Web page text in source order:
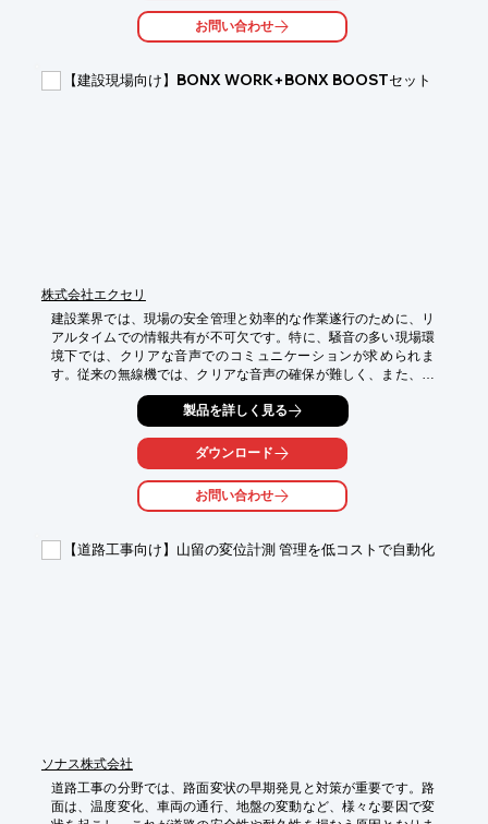
【活用シーン】
・生コンクリート製造プラント
・生産性向上を目指す企業
お問い合わせ
【建設現場向け】BONX WORK+BONX BOOSTセット
株式会社エクセリ
建設業界では、現場の安全管理と効率的な作業遂行のために、リ
アルタイムでの情報共有が不可欠です。特に、騒音の多い現場環
境下では、クリアな音声でのコミュニケーションが求められま
す。従来の無線機では、クリアな音声の確保が難しく、また、煩
雑な操作が作業効率を低下させる要因となっていました。BONX
WORK+BONX BOOSTセットは、クリアな音質とハンズフリー通
話により、建設現場のチーム連携を強力にサポートします。
【活用シーン】
・建設現場での作業指示
・安全確認と報告
・遠隔地とのコミュニケーション
製品を詳しく見る
ダウンロード
お問い合わせ
【道路工事向け】山留の変位計測 管理を低コストで自動化
ソナス株式会社
道路工事の分野では、路面変状の早期発見と対策が重要です。路
面は、温度変化、車両の通行、地盤の変動など、様々な要因で変